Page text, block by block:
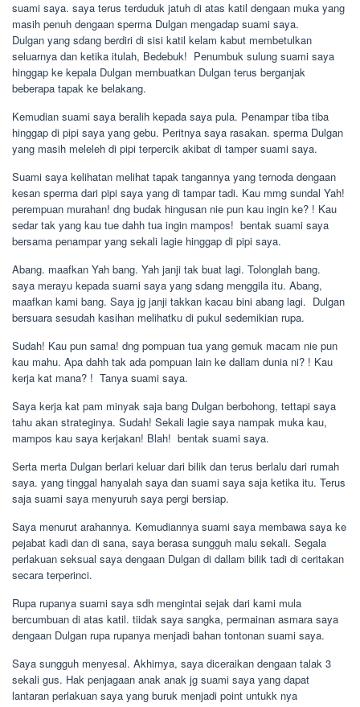
suami saya. saya terus terduduk jatuh di atas katil dengaan muka yang
masih penuh dengaan sperma Dulgan mengadap suami saya.
Dulgan yang sdang berdiri di sisi katil kelam kabut membetulkan
seluarnya dan ketika itulah, Bedebuk!  Penumbuk sulung suami saya
hinggap ke kepala Dulgan membuatkan Dulgan terus berganjak
beberapa tapak ke belakang.
Kemudian suami saya beralih kepada saya pula. Penampar tiba tiba
hinggap di pipi saya yang gebu. Peritnya saya rasakan. sperma Dulgan
yang masih meleleh di pipi terpercik akibat di tamper suami saya.
Suami saya kelihatan melihat tapak tangannya yang ternoda dengaan
kesan sperma dari pipi saya yang di tampar tadi. Kau mmg sundal Yah!
perempuan murahan! dng budak hingusan nie pun kau ingin ke? ! Kau
sedar tak yang kau tue dahh tua ingin mampos!  bentak suami saya
bersama penampar yang sekali lagie hinggap di pipi saya.
Abang. maafkan Yah bang. Yah janji tak buat lagi. Tolonglah bang. 
saya merayu kepada suami saya yang sdang menggila itu. Abang,
maafkan kami bang. Saya jg janji takkan kacau bini abang lagi.  Dulgan
bersuara sesudah kasihan melihatku di pukul sedemikian rupa.
Sudah! Kau pun sama! dng pompuan tua yang gemuk macam nie pun
kau mahu. Apa dahh tak ada pompuan lain ke dallam dunia ni? ! Kau
kerja kat mana? !  Tanya suami saya.
Saya kerja kat pam minyak saja bang Dulgan berbohong, tettapi saya
tahu akan strateginya. Sudah! Sekali lagie saya nampak muka kau,
mampos kau saya kerjakan! Blah!  bentak suami saya.
Serta merta Dulgan berlari keluar dari bilik dan terus berlalu dari rumah
saya. yang tinggal hanyalah saya dan suami saya saja ketika itu. Terus
saja suami saya menyuruh saya pergi bersiap.
Saya menurut arahannya. Kemudiannya suami saya membawa saya ke
pejabat kadi dan di sana, saya berasa sungguh malu sekali. Segala
perlakuan seksual saya dengaan Dulgan di dallam bilik tadi di ceritakan
secara terperinci.
Rupa rupanya suami saya sdh mengintai sejak dari kami mula
bercumbuan di atas katil. tiidak saya sangka, permainan asmara saya
dengaan Dulgan rupa rupanya menjadi bahan tontonan suami saya.
Saya sungguh menyesal. Akhirnya, saya diceraikan dengaan talak 3
sekali gus. Hak penjagaan anak anak jg suami saya yang dapat
lantaran perlakuan saya yang buruk menjadi point untukk nya